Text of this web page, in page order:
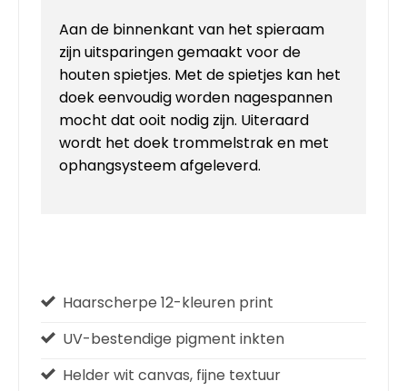
Aan de binnenkant van het spieraam
zijn uitsparingen gemaakt voor de
houten spietjes. Met de spietjes kan het
doek eenvoudig worden nagespannen
mocht dat ooit nodig zijn. Uiteraard
wordt het doek trommelstrak en met
ophangsysteem afgeleverd.
Haarscherpe 12-kleuren print
UV-bestendige pigment inkten
Helder wit canvas, fijne textuur